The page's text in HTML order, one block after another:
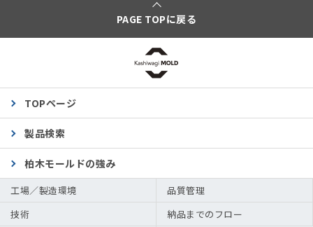
PAGE TOPに戻る
TOPページ
製品検索
柏木モールドの強み
工場／製造環境
品質管理
技術
納品までのフロー